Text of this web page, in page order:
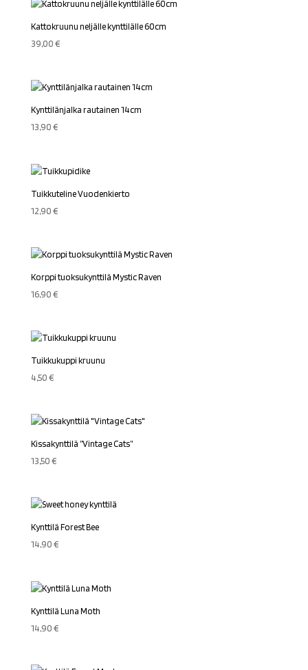
19,90 €.17,00 €.
Kattokruunu neljälle kynttilälle 60cm
39,00€
Kynttilänjalka rautainen 14cm
13,90€
Tuikkuteline Vuodenkierto
12,90€
Korppi tuoksukynttilä Mystic Raven
16,90€
Tuikkukuppi kruunu
4,50€
Kissakynttilä ”Vintage Cats”
13,50€
Kynttilä Forest Bee
14,90€
Kynttilä Luna Moth
14,90€